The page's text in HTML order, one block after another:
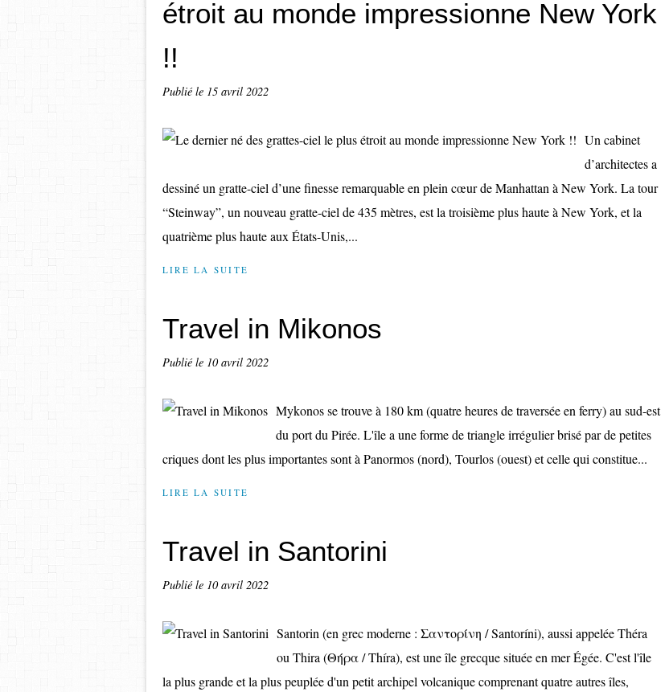
étroit au monde impressionne New York
!!
Publié le 15 avril 2022
Un cabinet
d’architectes a
dessiné un gratte-ciel d’une finesse remarquable en plein cœur de Manhattan à New York. La tour
“Steinway”, un nouveau gratte-ciel de 435 mètres, est la troisième plus haute à New York, et la
quatrième plus haute aux États-Unis,...
LIRE LA SUITE
Travel in Mikonos
Publié le 10 avril 2022
Mykonos se trouve à 180 km (quatre heures de traversée en ferry) au sud-est
du port du Pirée. L'île a une forme de triangle irrégulier brisé par de petites
criques dont les plus importantes sont à Panormos (nord), Tourlos (ouest) et celle qui constitue...
LIRE LA SUITE
Travel in Santorini
Publié le 10 avril 2022
Santorin (en grec moderne : Σαντορίνη / Santoríni), aussi appelée Théra
ou Thira (Θήρα / Thíra), est une île grecque située en mer Égée. C'est l'île
la plus grande et la plus peuplée d'un petit archipel volcanique comprenant quatre autres îles,